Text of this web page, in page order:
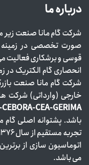
درباره ما
شرکت گام مانا صنعت زیر
صورت تخصصی در زمینه
قوسی و برشکاری فعالیت
انحصاری گام الکتریک در
شرکت گام مانا صنعت
خارجی (وارداتی) شرکت
CEA-GERIMA
باشد. پشتوانه اصلی
اتوماسیون سازی از
می باشد.